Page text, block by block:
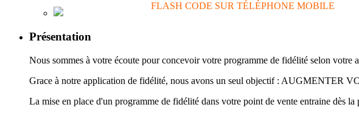
FLASH CODE SUR TÉLÉPHONE MOBILE
Présentation
Nous sommes à votre écoute pour concevoir votre programme de fidélité selon votre
Grace à notre application de fidélité, nous avons un seul objectif : AUGMENTER
La mise en place d'un programme de fidélité dans votre point de vente entraine dès la